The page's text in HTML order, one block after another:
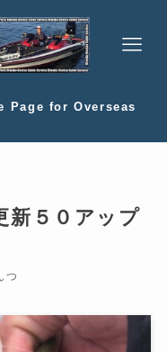
Page for Overseas
新 ５０アップ
つ